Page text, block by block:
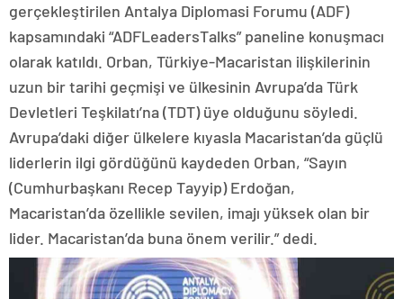
gerçekleştirilen Antalya Diplomasi Forumu (ADF)
kapsamındaki “ADFLeadersTalks” paneline konuşmacı
olarak katıldı. Orban, Türkiye-Macaristan ilişkilerinin
uzun bir tarihi geçmişi ve ülkesinin Avrupa’da Türk
Devletleri Teşkilatı’na (TDT) üye olduğunu söyledi.
Avrupa’daki diğer ülkelere kıyasla Macaristan’da güçlü
liderlerin ilgi gördüğünü kaydeden Orban, “Sayın
(Cumhurbaşkanı Recep Tayyip) Erdoğan,
Macaristan’da özellikle sevilen, imajı yüksek olan bir
lider. Macaristan’da buna önem verilir.” dedi.